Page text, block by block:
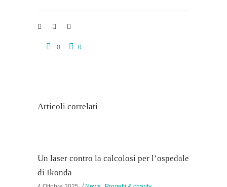
0 0
Articoli correlati
Un laser contro la calcolosi per l’ospedale
di Ikonda